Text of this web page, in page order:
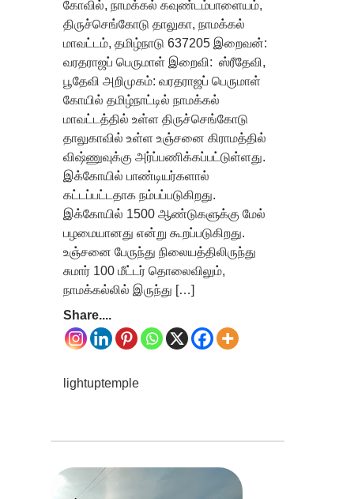
கோவில், நாமக்கல் கவுண்டம்பாளையம்,
திருச்செங்கோடு தாலுகா, நாமக்கல்
மாவட்டம், தமிழ்நாடு 637205 இறைவன்:
வரதராஜப் பெருமாள் இறைவி: ஸ்ரீதேவி,
பூதேவி அறிமுகம்: வரதராஜப் பெருமாள்
கோயில் தமிழ்நாட்டில் நாமக்கல்
மாவட்டத்தில் உள்ள திருச்செங்கோடு
தாலுகாவில் உள்ள உஞ்சனை கிராமத்தில்
விஷ்ணுவுக்கு அர்ப்பணிக்கப்பட்டுள்ளது.
இக்கோயில் பாண்டியர்களால்
கட்டப்பட்டதாக நம்பப்படுகிறது.
இக்கோயில் 1500 ஆண்டுகளுக்கு மேல்
பழமையானது என்று கூறப்படுகிறது.
உஞ்சனை பேருந்து நிலையத்திலிருந்து
சுமார் 100 மீட்டர் தொலைவிலும்,
நாமக்கல்லில் இருந்து […]
Share....
lightuptemple